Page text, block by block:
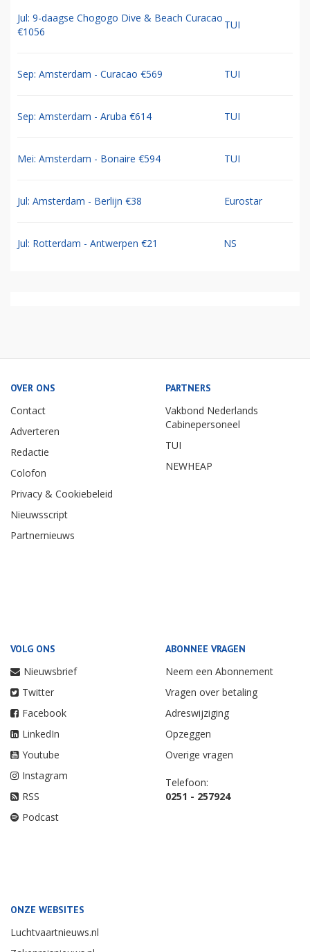
Jul: 9-daagse Chogogo Dive & Beach Curacao
€1056
TUI
Sep: Amsterdam - Curacao €569 TUI
Sep: Amsterdam - Aruba €614 TUI
Mei: Amsterdam - Bonaire €594 TUI
Jul: Amsterdam - Berlijn €38 Eurostar
Jul: Rotterdam - Antwerpen €21 NS
OVER ONS
Contact
Adverteren
Redactie
Colofon
Privacy & Cookiebeleid
Nieuwsscript
Partnernieuws
PARTNERS
Vakbond Nederlands
Cabinepersoneel
TUI
NEWHEAP
VOLG ONS
Nieuwsbrief
Twitter
Facebook
LinkedIn
Youtube
Instagram
RSS
Podcast
ABONNEE VRAGEN
Neem een Abonnement
Vragen over betaling
Adreswijziging
Opzeggen
Overige vragen
Telefoon:
0251 - 257924
ONZE WEBSITES
Luchtvaartnieuws.nl